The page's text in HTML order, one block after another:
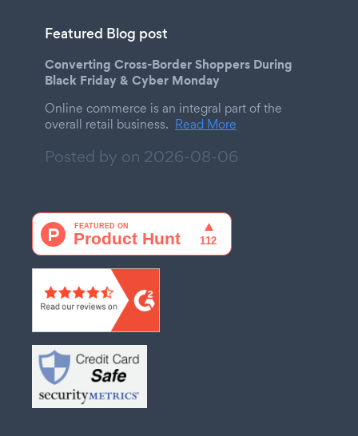
Featured Blog post
Converting Cross-Border Shoppers During
Black Friday & Cyber Monday
Online commerce is an integral part of the
overall retail business. Read More
Posted by on 2026-08-06